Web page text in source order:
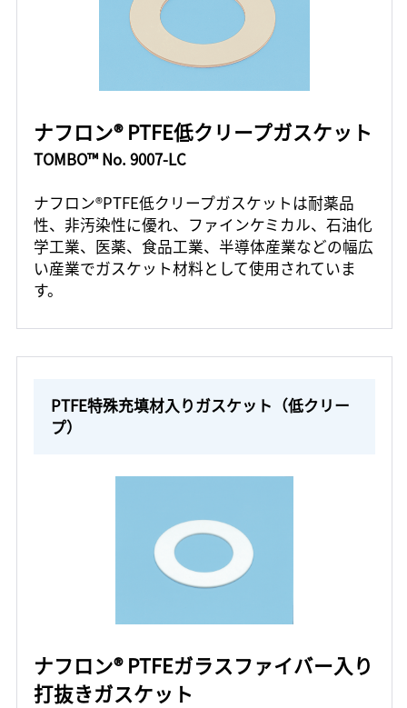
ナフロン® PTFE低クリープガスケット
TOMBO™ No. 9007-LC
ナフロン®PTFE低クリープガスケットは耐薬品
性、非汚染性に優れ、ファインケミカル、石油化
学工業、医薬、食品工業、半導体産業などの幅広
い産業でガスケット材料として使用されていま
す。
PTFE特殊充填材入りガスケット（低クリー
プ）
ナフロン® PTFEガラスファイバー入り
打抜きガスケット